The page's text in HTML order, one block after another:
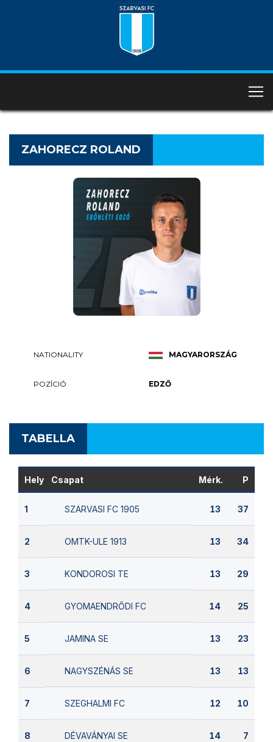
ZAHORECZ ROLAND
NATIONALITY MAGYARORSZÁG
POZÍCIÓ EDZŐ
TABELLA
Hely Csapat Mérk. P
1 SZARVASI FC 1905 13 37
2 OMTK-ULE 1913 13 34
3 KONDOROSI TE 13 29
4 GYOMAENDRŐDI FC 14 25
5 JAMINA SE 13 23
6 NAGYSZÉNÁS SE 13 13
7 SZEGHALMI FC 12 10
8 DÉVAVÁNYAI SE 14 7